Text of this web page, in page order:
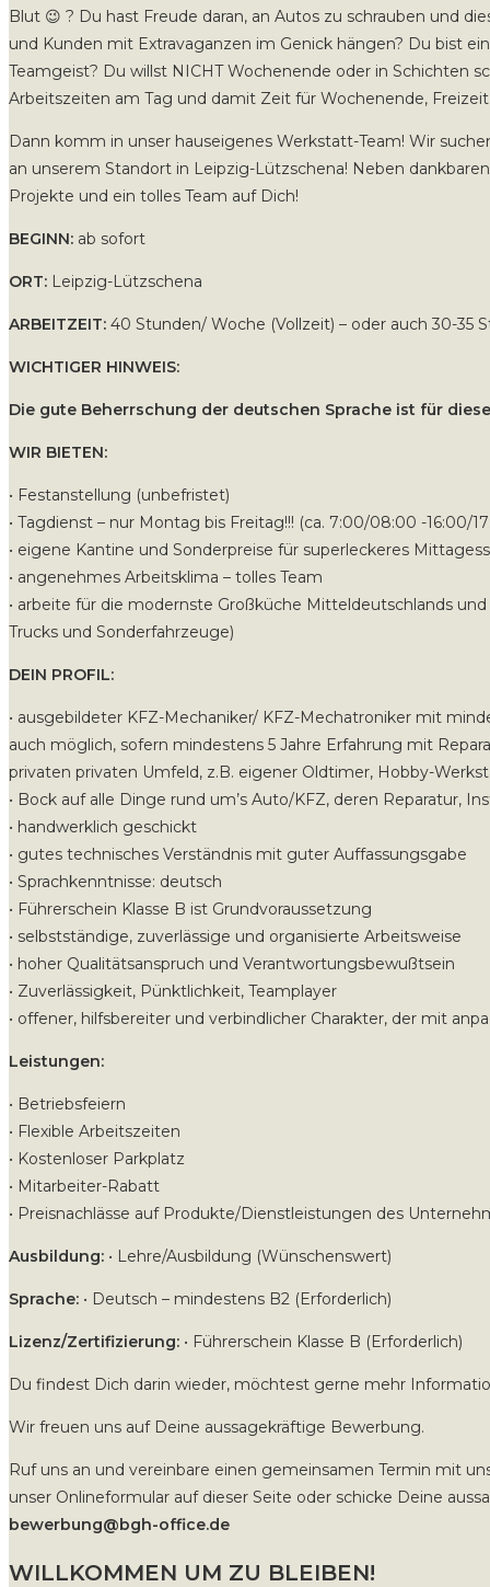
Blut 😉 ? Du hast Freude daran, an Autos zu schrauben und
und Kunden mit Extravaganzen im Genick hängen? Du bist
Teamgeist? Du willst NICHT Wochenende oder in Schichten
Arbeitszeiten am Tag und damit Zeit für Wochenende,
Dann komm in unser hauseigenes Werkstatt-Team! Wir
an unserem Standort in Leipzig-Lützschena! Neben
Projekte und ein tolles Team auf Dich!
BEGINN: ab sofort
ORT: Leipzig-Lützschena
ARBEITZEIT: 40 Stunden/ Woche (Vollzeit) – oder auch 30-35
WICHTIGER HINWEIS:
Die gute Beherrschung der deutschen Sprache ist für
WIR BIETEN:
• Festanstellung (unbefristet)
• Tagdienst – nur Montag bis Freitag!!! (ca. 7:00/08:00 -16:00/
• eigene Kantine und Sonderpreise für superleckeres
• angenehmes Arbeitsklima – tolles Team
• arbeite für die modernste Großküche Mitteldeutschlands
Trucks und Sonderfahrzeuge)
DEIN PROFIL:
• ausgebildeter KFZ-Mechaniker/ KFZ-Mechatroniker mit
auch möglich, sofern mindestens 5 Jahre Erfahrung mit
privaten privaten Umfeld, z.B. eigener Oldtimer, Hobby-
• Bock auf alle Dinge rund um’s Auto/KFZ, deren Reparatur,
• handwerklich geschickt
• gutes technisches Verständnis mit guter Auffassungsgabe
• Sprachkenntnisse: deutsch
• Führerschein Klasse B ist Grundvoraussetzung
• selbstständige, zuverlässige und organisierte Arbeitsweise
• hoher Qualitätsanspruch und Verantwortungsbewußtsein
• Zuverlässigkeit, Pünktlichkeit, Teamplayer
• offener, hilfsbereiter und verbindlicher Charakter, der mit
Leistungen:
• Betriebsfeiern
• Flexible Arbeitszeiten
• Kostenloser Parkplatz
• Mitarbeiter-Rabatt
• Preisnachlässe auf Produkte/Dienstleistungen des
Ausbildung: • Lehre/Ausbildung (Wünschenswert)
Sprache: • Deutsch – mindestens B2 (Erforderlich)
Lizenz/Zertifizierung: • Führerschein Klasse B (Erforderlich)
Du findest Dich darin wieder, möchtest gerne mehr
Wir freuen uns auf Deine aussagekräftige Bewerbung.
Ruf uns an und vereinbare einen gemeinsamen Termin mit
unser Onlineformular auf dieser Seite oder schicke Deine
bewerbung@bgh-office.de
WILLKOMMEN UM ZU BLEIBEN!